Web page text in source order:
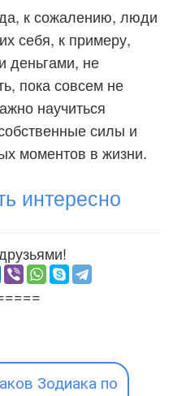
к сожалению, люди
себя, к примеру,
деньгами, не
пока совсем не
научиться
силы и
моментов в жизни.
интересно
Зодиака по